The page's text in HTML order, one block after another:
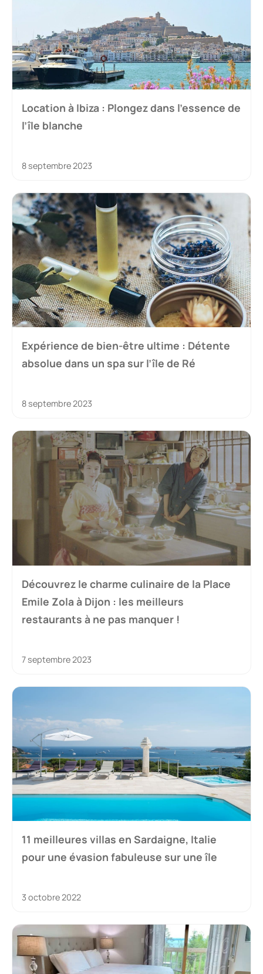
Location à Ibiza : Plongez dans l’essence de
l’île blanche
8 septembre 2023
Expérience de bien-être ultime : Détente
absolue dans un spa sur l’île de Ré
8 septembre 2023
Découvrez le charme culinaire de la Place
Emile Zola à Dijon : les meilleurs
restaurants à ne pas manquer !
7 septembre 2023
11 meilleures villas en Sardaigne, Italie
pour une évasion fabuleuse sur une île
3 octobre 2022